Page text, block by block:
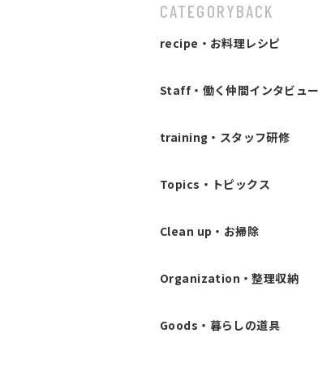
CATEGORYBACK
recipe・お料理レシピ
Staff・働く仲間インタビュー
training・スタッフ研修
Topics・トピックス
Clean up・お掃除
Organization・整理収納
Goods・暮らしの道具